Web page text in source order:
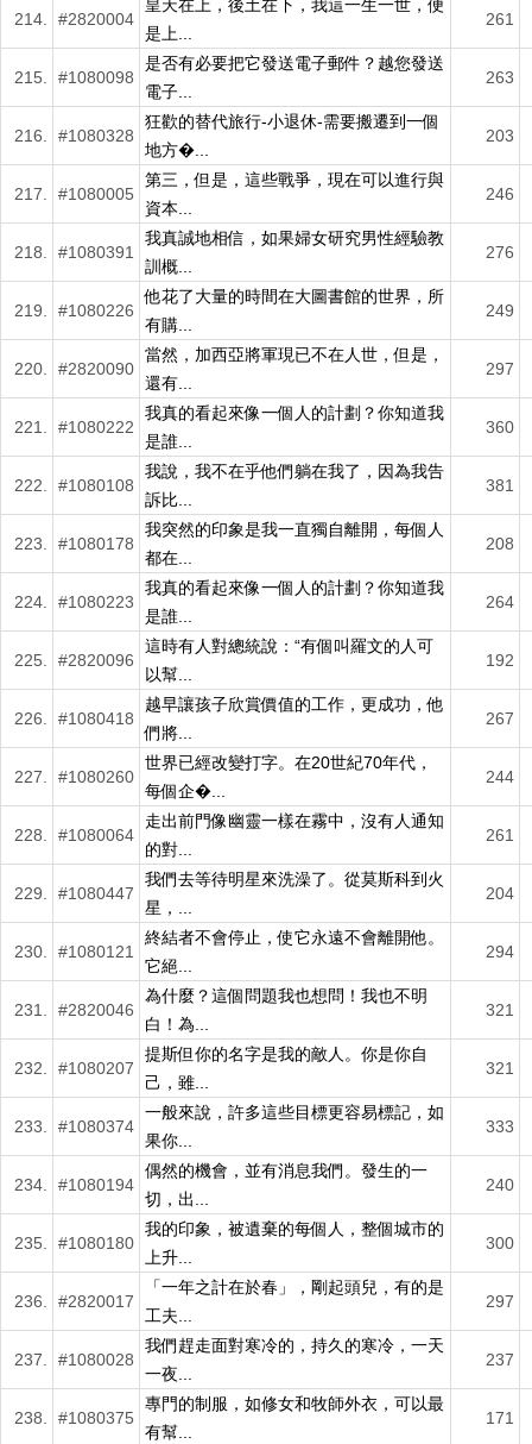
214. #2820004
皇天在上，後土在下，我這一生一世，便
是上...
261
215. #1080098
是否有必要把它發送電子郵件？越您發送
電子...
263
216. #1080328
狂歡的替代旅行-小退休-需要搬遷到一個
地方�...
203
217. #1080005
第三，但是，這些戰爭，現在可以進行與
資本...
246
218. #1080391
我真誠地相信，如果婦女研究男性經驗教
訓概...
276
219. #1080226
他花了大量的時間在大圖書館的世界，所
有購...
249
220. #2820090
當然，加西亞將軍現已不在人世，但是，
還有...
297
221. #1080222
我真的看起來像一個人的計劃？你知道我
是誰...
360
222. #1080108
我說，我不在乎他們躺在我了，因為我告
訴比...
381
223. #1080178
我突然的印象是我一直獨自離開，每個人
都在...
208
224. #1080223
我真的看起來像一個人的計劃？你知道我
是誰...
264
225. #2820096
這時有人對總統說：“有個叫羅文的人可
以幫...
192
226. #1080418
越早讓孩子欣賞價值的工作，更成功，他
們將...
267
227. #1080260
世界已經改變打字。在20世紀70年代，
每個企�...
244
228. #1080064
走出前門像幽靈一樣在霧中，沒有人通知
的對...
261
229. #1080447
我們去等待明星來洗澡了。從莫斯科到火
星，...
204
230. #1080121
終結者不會停止，使它永遠不會離開他。
它絕...
294
231. #2820046
為什麼？這個問題我也想問！我也不明
白！為...
321
232. #1080207
提斯但你的名字是我的敵人。你是你自
己，雖...
321
233. #1080374
一般來說，許多這些目標更容易標記，如
果你...
333
234. #1080194
偶然的機會，並有消息我們。發生的一
切，出...
240
235. #1080180
我的印象，被遺棄的每個人，整個城市的
上升...
300
236. #2820017
「一年之計在於春」，剛起頭兒，有的是
工夫...
297
237. #1080028
我們趕走面對寒冷的，持久的寒冷，一天
一夜...
237
238. #1080375
專門的制服，如修女和牧師外衣，可以最
有幫...
171